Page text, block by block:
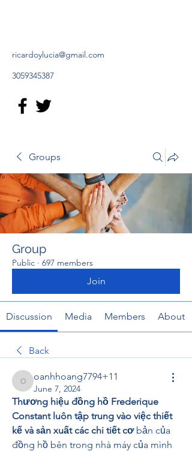
ricardoylucia@gmail.com
3059345387
Groups
Group
Public · 697 members
Join
Discussion Media Members About
Back
oanhhoang7794+11
oanhhoang7794+11
June 7, 2024
Thương hiệu đồng hồ Frederique
Constant luôn tập trung vào việc thiết
kế và sản xuất các chi tiết cơ bản của
đồng hồ bên trong nhà máy của mình